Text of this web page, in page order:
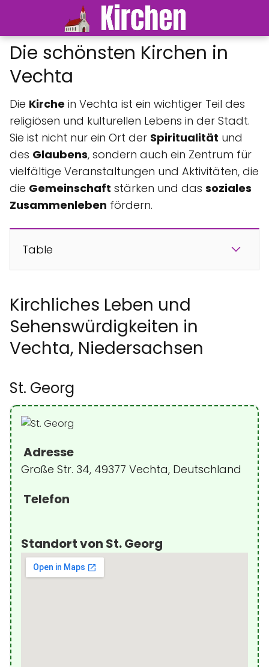
Die schönsten Kirchen in
Vechta
Die Kirche in Vechta ist ein wichtiger Teil des
religiösen und kulturellen Lebens in der Stadt.
Sie ist nicht nur ein Ort der Spiritualität und
des Glaubens, sondern auch ein Zentrum für
vielfältige Veranstaltungen und Aktivitäten, die
die Gemeinschaft stärken und das soziales
Zusammenleben fördern.
Table
Kirchliches Leben und
Sehenswürdigkeiten in
Vechta, Niedersachsen
St. Georg
Adresse
Große Str. 34, 49377 Vechta, Deutschland
Telefon
Standort von St. Georg